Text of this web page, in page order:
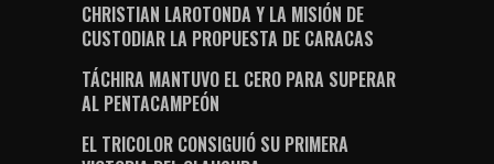
CHRISTIAN LAROTONDA Y LA MISIÓN DE
CUSTODIAR LA PROPUESTA DE CARACAS
TÁCHIRA MANTUVO EL CERO PARA SUPERAR
AL PENTACAMPEÓN
EL TRICOLOR CONSIGUIÓ SU PRIMERA